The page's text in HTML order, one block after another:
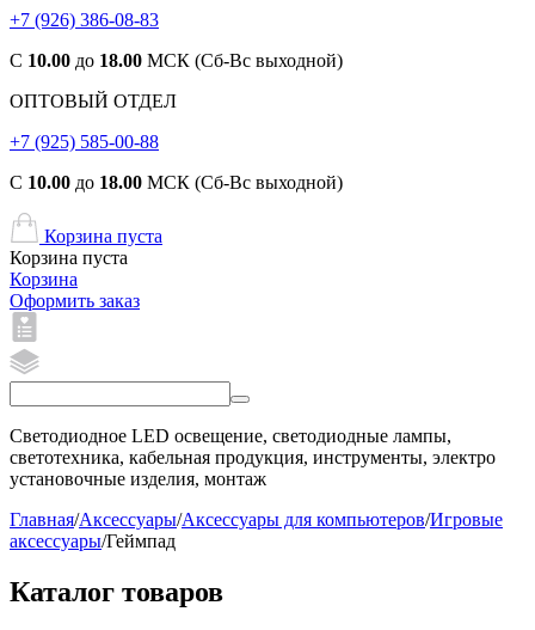
+7 (926) 386-08-83
С 10.00 до 18.00 МСК (Сб-Вс выходной)
ОПТОВЫЙ ОТДЕЛ
+7 (925) 585-00-88
С 10.00 до 18.00 МСК (Сб-Вс выходной)
Корзина пуста
Корзина пуста
Корзина
Оформить заказ
Светодиодное LED освещение, светодиодные лампы,
светотехника, кабельная продукция, инструменты, электро
установочные изделия, монтаж
Главная/Аксессуары/Аксессуары для компьютеров/Игровые
аксессуары/Геймпад
Каталог товаров